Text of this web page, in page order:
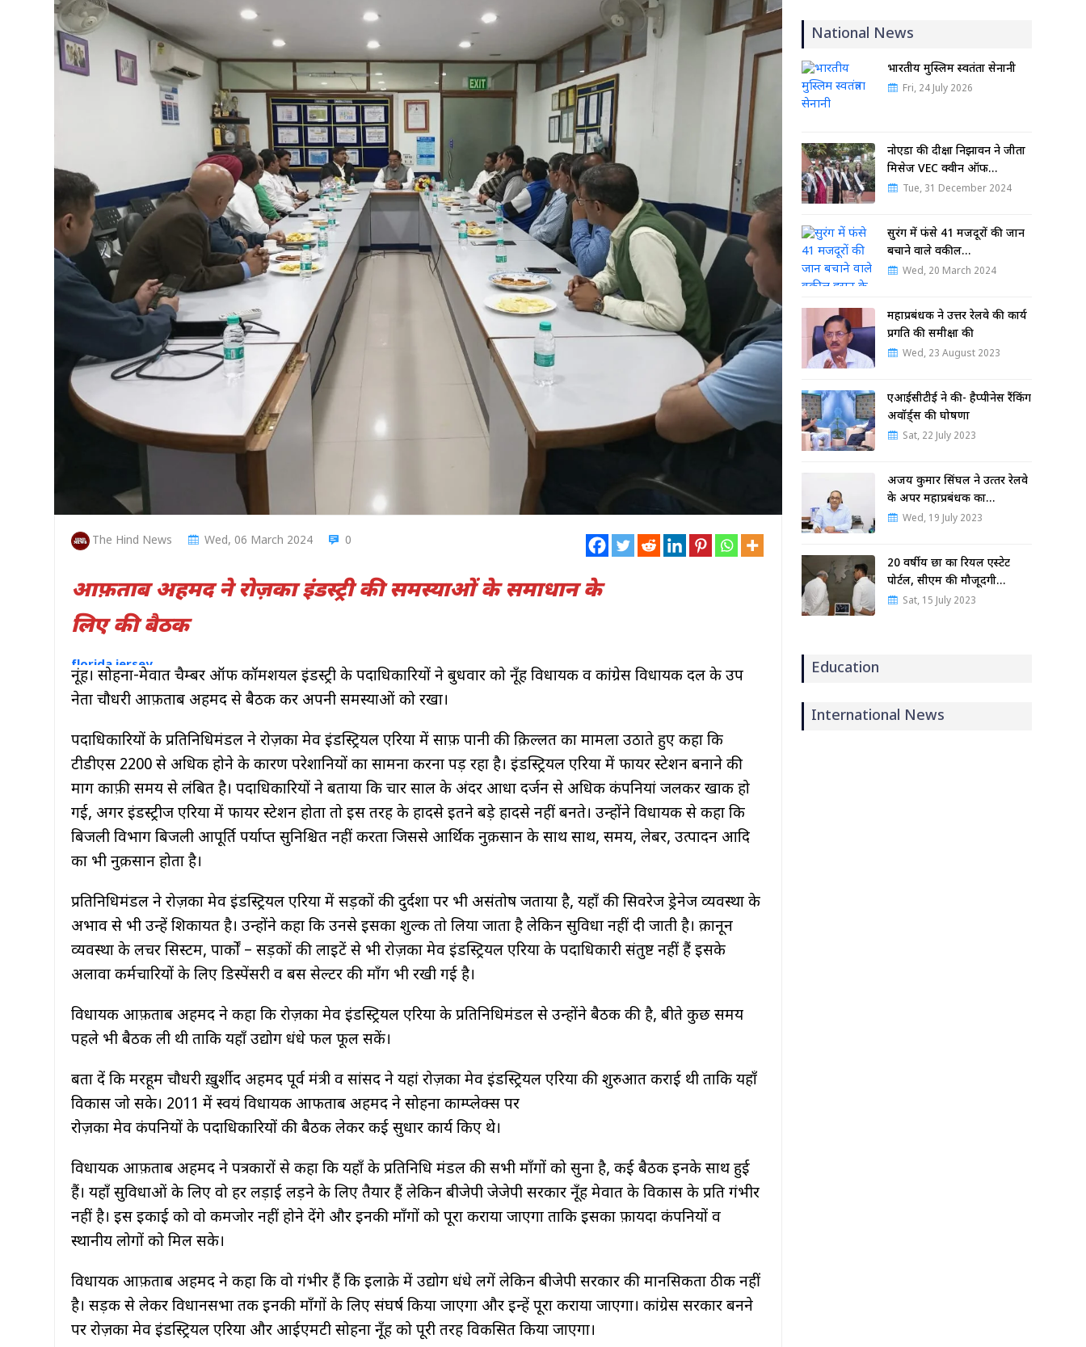
The Hind News Wed, 06 March 2024 0
आफ़ताब अहमद ने रोज़का इंडस्ट्री की समस्याओं के समाधान के
blutuszos mennyezeti lámpa
חליפות מידות גדולות נשים
Mens VANS 2020
lepetitartichaut.com
mindfulmusclellc.com
lepetitartichaut.com
שולחנות מתקפלים
mindfulmusclellc.com
bežecká obuv
haynesplumbingllc.com
jorgensenfarmsinc.com
lucianosousa.net
lucianosousa.net
blutuszos mennyezeti lámpa
लिए की बैठक
florida jersey
justin jefferson lsu jersey
fsu jersey
college football jerseys
brandon aiyuk jersey
johnny manziel jersey
florida jersey
aiyuk jersey
aiyuk jersey
penn state jersey
custom ohio state jersey
justin jefferson lsu jersey
नूंह। सोहना-मेवात चैम्बर ऑफ कॉमर्शियल इंडस्ट्री के पदाधिकारियों ने बुधवार को नूँह विधायक व कांग्रेस विधायक दल के उप
नेता चौधरी आफ़ताब अहमद से बैठक कर अपनी समस्याओं को रखा।
पदाधिकारियों के प्रतिनिधिमंडल ने रोज़का मेव इंडस्ट्रियल एरिया में साफ़ पानी की क़िल्लत का मामला उठाते हुए कहा कि
टीडीएस 2200 से अधिक होने के कारण परेशानियों का सामना करना पड़ रहा है। इंडस्ट्रियल एरिया में फायर स्टेशन बनाने की
माग काफ़ी समय से लंबित है। पदाधिकारियों ने बताया कि चार साल के अंदर आधा दर्जन से अधिक कंपनियां जलकर खाक हो
गई, अगर इंडस्ट्रीज एरिया में फायर स्टेशन होता तो इस तरह के हादसे इतने बड़े हादसे नहीं बनते। उन्होंने विधायक से कहा कि
बिजली विभाग बिजली आपूर्ति पर्याप्त सुनिश्चित नहीं करता जिससे आर्थिक नुक़सान के साथ साथ, समय, लेबर, उत्पादन आदि
का भी नुक़सान होता है।
प्रतिनिधिमंडल ने रोज़का मेव इंडस्ट्रियल एरिया में सड़कों की दुर्दशा पर भी असंतोष जताया है, यहाँ की सिवरेज ड्रेनेज व्यवस्था के
अभाव से भी उन्हें शिकायत है। उन्होंने कहा कि उनसे इसका शुल्क तो लिया जाता है लेकिन सुविधा नहीं दी जाती है। क़ानून
व्यवस्था के लचर सिस्टम, पार्कों – सड़कों की लाइटें से भी रोज़का मेव इंडस्ट्रियल एरिया के पदाधिकारी संतुष्ट नहीं हैं इसके
अलावा कर्मचारियों के लिए डिस्पेंसरी व बस सेल्टर की माँग भी रखी गई है।
विधायक आफ़ताब अहमद ने कहा कि रोज़का मेव इंडस्ट्रियल एरिया के प्रतिनिधिमंडल से उन्होंने बैठक की है, बीते कुछ समय
पहले भी बैठक ली थी ताकि यहाँ उद्योग धंधे फल फूल सकें।
बता दें कि मरहूम चौधरी ख़ुर्शीद अहमद पूर्व मंत्री व सांसद ने यहां रोज़का मेव इंडस्ट्रियल एरिया की शुरुआत कराई थी ताकि यहाँ
विकास जो सके। 2011 में स्वयं विधायक आफताब अहमद ने सोहना काम्प्लेक्स पर
रोज़का मेव कंपनियों के पदाधिकारियों की बैठक लेकर कई सुधार कार्य किए थे।
विधायक आफ़ताब अहमद ने पत्रकारों से कहा कि यहाँ के प्रतिनिधि मंडल की सभी माँगों को सुना है, कई बैठक इनके साथ हुई
हैं। यहाँ सुविधाओं के लिए वो हर लड़ाई लड़ने के लिए तैयार हैं लेकिन बीजेपी जेजेपी सरकार नूँह मेवात के विकास के प्रति गंभीर
नहीं है। इस इकाई को वो कमजोर नहीं होने देंगे और इनकी माँगों को पूरा कराया जाएगा ताकि इसका फ़ायदा कंपनियों व
स्थानीय लोगों को मिल सके।
विधायक आफ़ताब अहमद ने कहा कि वो गंभीर हैं कि इलाक़े में उद्योग धंधे लगें लेकिन बीजेपी सरकार की मानसिकता ठीक नहीं
है। सड़क से लेकर विधानसभा तक इनकी माँगों के लिए संघर्ष किया जाएगा और इन्हें पूरा कराया जाएगा। कांग्रेस सरकार बनने
पर रोज़का मेव इंडस्ट्रियल एरिया और आईएमटी सोहना नूँह को पूरी तरह विकसित किया जाएगा।
National News
भारतीय मुस्लिम स्वतंत्रता सेनानी
Fri, 24 July 2026
नोएडा की दीक्षा निझावन ने जीता
मिसेज VEC क्वीन ऑफ…
Tue, 31 December 2024
सुरंग में फंसे 41 मजदूरों की जान
बचाने वाले वकील…
Wed, 20 March 2024
महाप्रबंधक ने उत्तर रेलवे की कार्य
प्रगति की समीक्षा की
Wed, 23 August 2023
एआईसीटीई ने की- हैप्पीनेस रैंकिंग
अवॉर्ड्स की घोषणा
Sat, 22 July 2023
अजय कुमार सिंघल ने उत्‍तर रेलवे
के अपर महाप्रबंधक का…
Wed, 19 July 2023
20 वर्षीय छात्र का रियल एस्टेट
पोर्टल, सीएम की मौजूदगी…
Sat, 15 July 2023
Education
International News